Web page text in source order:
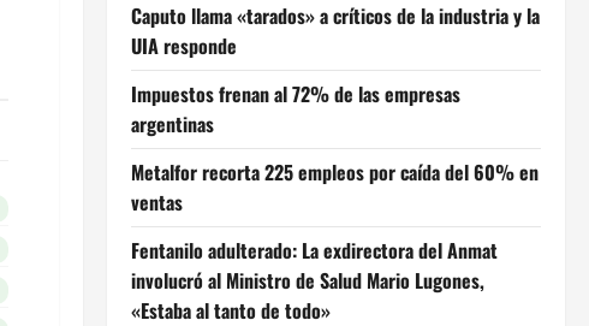
Caputo llama «tarados» a críticos de la industria y la
UIA responde
Impuestos frenan al 72% de las empresas
argentinas
Metalfor recorta 225 empleos por caída del 60% en
ventas
Fentanilo adulterado: La exdirectora del Anmat
involucró al Ministro de Salud Mario Lugones,
«Estaba al tanto de todo»